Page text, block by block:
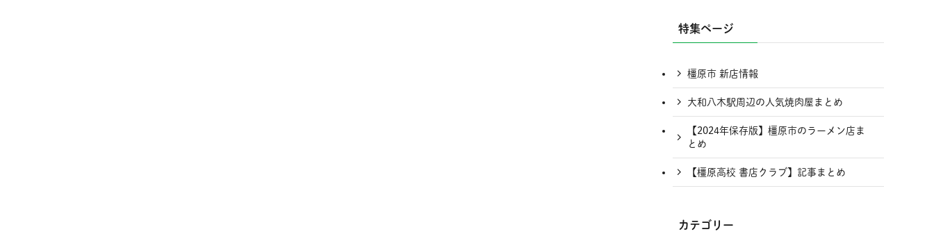
特集ページ
橿原市 新店情報
大和八木駅周辺の人気焼肉屋まとめ
【2024年保存版】橿原市のラーメン店ま
とめ
【橿原高校 書店クラブ】記事まとめ
カテゴリー